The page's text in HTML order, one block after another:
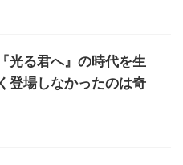
光る君へ』の時代を生
登場しなかったのは奇